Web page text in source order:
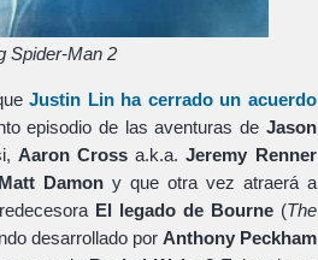
Spider-Man 2
Justin Linha cerrado un acuerdo
episodio de las aventuras de Jason
Aaron Cross a.k.a.Jeremy Renner
Matt Damon y que otra vez atraerá a
El legado de Bourne(The
desarrollado por Anthony Peckham